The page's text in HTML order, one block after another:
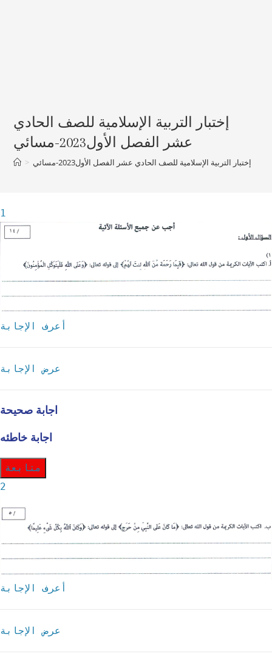
إختبار التربية الإسلامية للصف الحادي
عشر الفصل الأول2023-مسائي
> إختبار التربية الإسلامية للصف الحادي عشر الفصل الأول2023-مسائي
1
أعرف الإجابة
عرض الإجابة
اجابة صحيحة
اجابة خاطئه
متابعة
2
أعرف الإجابة
عرض الإجابة